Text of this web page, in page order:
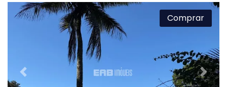
Previous Next
Comprar